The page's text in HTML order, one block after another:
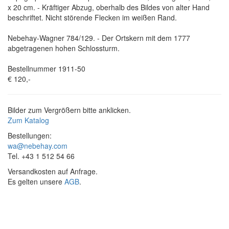
x 20 cm. - Kräftiger Abzug, oberhalb des Bildes von alter Hand
beschriftet. Nicht störende Flecken im weißen Rand.
Nebehay-Wagner 784/129. - Der Ortskern mit dem 1777
abgetragenen hohen Schlossturm.
Bestellnummer 1911-50
€ 120,-
Bilder zum Vergrößern bitte anklicken.
Zum Katalog
Bestellungen:
wa@nebehay.com
Tel. +43 1 512 54 66
Versandkosten auf Anfrage.
Es gelten unsere AGB.